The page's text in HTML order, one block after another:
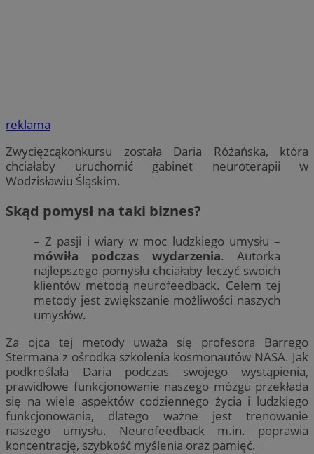
reklama
Zwycięzcąkonkursu została Daria Różańska, która
chciałaby uruchomić gabinet neuroterapii w
Wodzisławiu Śląskim.
Skąd pomysł na taki biznes?
– Z pasji i wiary w moc ludzkiego umysłu –
mówiła podczas wydarzenia. Autorka
najlepszego pomysłu chciałaby leczyć swoich
klientów metodą neurofeedback. Celem tej
metody jest zwiększanie możliwości naszych
umysłów.
Za ojca tej metody uważa się profesora Barrego
Stermana z ośrodka szkolenia kosmonautów NASA. Jak
podkreślała Daria podczas swojego wystąpienia,
prawidłowe funkcjonowanie naszego mózgu przekłada
się na wiele aspektów codziennego życia i ludzkiego
funkcjonowania, dlatego ważne jest trenowanie
naszego umysłu. Neurofeedback m.in. poprawia
koncentrację, szybkość myślenia oraz pamięć.